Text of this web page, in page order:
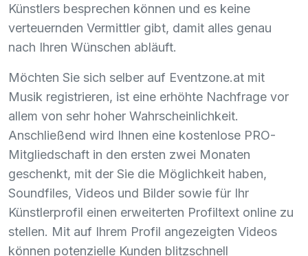
Künstlers besprechen können und es keine
verteuernden Vermittler gibt, damit alles genau
nach Ihren Wünschen abläuft.
Möchten Sie sich selber auf Eventzone.at mit
Musik registrieren, ist eine erhöhte Nachfrage vor
allem von sehr hoher Wahrscheinlichkeit.
Anschließend wird Ihnen eine kostenlose PRO-
Mitgliedschaft in den ersten zwei Monaten
geschenkt, mit der Sie die Möglichkeit haben,
Soundfiles, Videos und Bilder sowie für Ihr
Künstlerprofil einen erweiterten Profiltext online zu
stellen. Mit auf Ihrem Profil angezeigten Videos
können potenzielle Kunden blitzschnell